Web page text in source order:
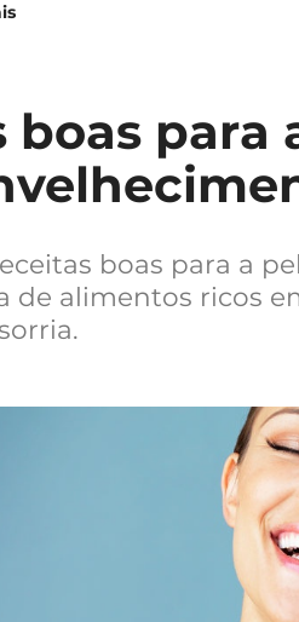
boas para
boas para a
de alimentos ricos